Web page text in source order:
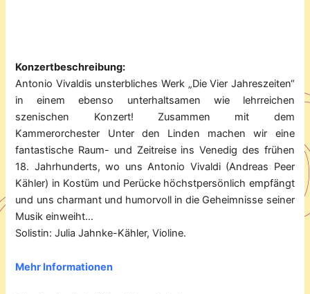
Konzertbeschreibung:
Antonio Vivaldis unsterbliches Werk „Die Vier Jahreszeiten“
in einem ebenso unterhaltsamen wie lehrreichen
szenischen Konzert! Zusammen mit dem
Kammerorchester Unter den Linden machen wir eine
fantastische Raum- und Zeitreise ins Venedig des frühen
18. Jahrhunderts, wo uns Antonio Vivaldi (Andreas Peer
Kähler) in Kostüm und Perücke höchstpersönlich empfängt
und uns charmant und humorvoll in die Geheimnisse seiner
Musik einweiht…
Solistin: Julia Jahnke-Kähler, Violine.
Mehr Informationen